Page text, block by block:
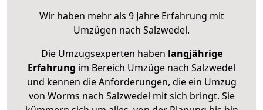
Wir haben mehr als 9 Jahre Erfahrung mit
Umzügen nach Salzwedel.
Die Umzugsexperten haben langjährige
Erfahrung im Bereich Umzüge nach Salzwedel
und kennen die Anforderungen, die ein Umzug
von Worms nach Salzwedel mit sich bringt. Sie